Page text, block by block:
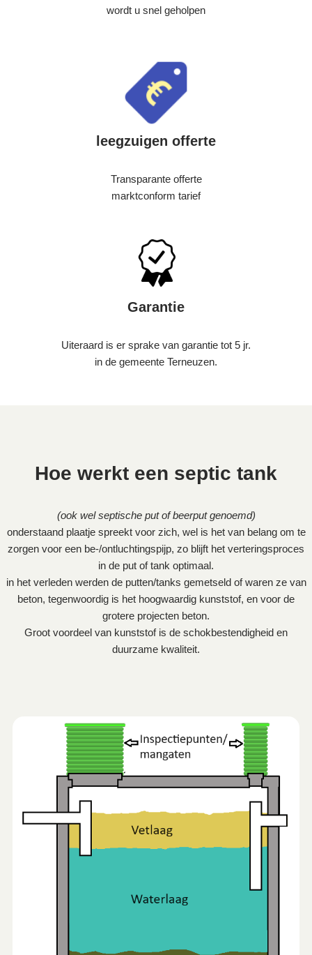
wordt u snel geholpen
leegzuigen offerte
Transparante offerte
marktconform tarief
Garantie
Uiteraard is er sprake van garantie tot 5 jr.
in de gemeente Terneuzen.
Hoe werkt een septic tank
(ook wel septische put of beerput genoemd)
onderstaand plaatje spreekt voor zich, wel is het van belang om te
zorgen voor een be-/ontluchtingspijp, zo blijft het verteringsproces
in de put of tank optimaal.
in het verleden werden de putten/tanks gemetseld of waren ze van
beton, tegenwoordig is het hoogwaardig kunststof, en voor de
grotere projecten beton.
Groot voordeel van kunststof is de schokbestendigheid en
duurzame kwaliteit.